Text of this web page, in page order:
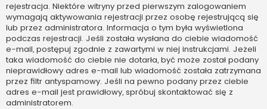
rejestracja. Niektóre witryny przed pierwszym zalogowaniem
wymagają aktywowania rejestracji przez osobę rejestrującą się
lub przez administratora. Informacja o tym była wyświetlona
podczas rejestracji. Jeśli została wysłana do ciebie wiadomość
e-mail, postępuj zgodnie z zawartymi w niej instrukcjami. Jeżeli
taka wiadomość do ciebie nie dotarła, być może został podany
nieprawidłowy adres e-mail lub wiadomość została zatrzymana
przez filtr antyspamowy. Jeśli na pewno podany przez ciebie
adres e-mail jest prawidłowy, spróbuj skontaktować się z
administratorem.